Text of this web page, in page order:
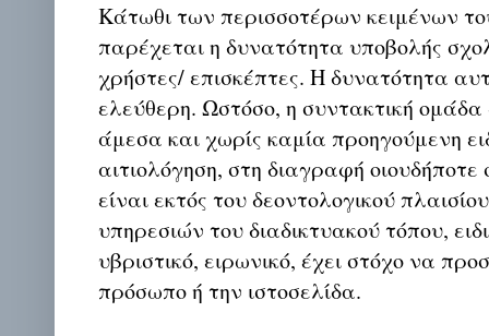
Κάτωθι των περισσοτέρων κειμένων
παρέχεται η δυνατότητα υποβολής
χρήστες/ επισκέπτες. Η δυνατότητα
ελεύθερη. Ωστόσο, η συντακτική
άμεσα και χωρίς καμία προηγούμενη
αιτιολόγηση, στη διαγραφή οιουδήποτε
είναι εκτός του δεοντολογικού
υπηρεσιών του διαδικτυακού τόπου,
υβριστικό, ειρωνικό, έχει στόχο να
πρόσωπο ή την ιστοσελίδα.